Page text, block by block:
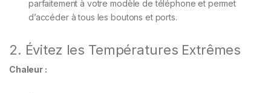
parfaitement à votre modèle de téléphone et permet
d’accéder à tous les boutons et ports.
2. Évitez les Températures Extrêmes
Chaleur :